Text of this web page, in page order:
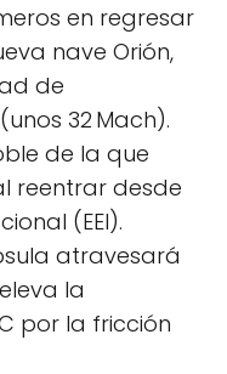
en regresar
nave Orión,
de
32 Mach).
de la que
reentrar desde
(EEI).
atravesará
la
por la fricción